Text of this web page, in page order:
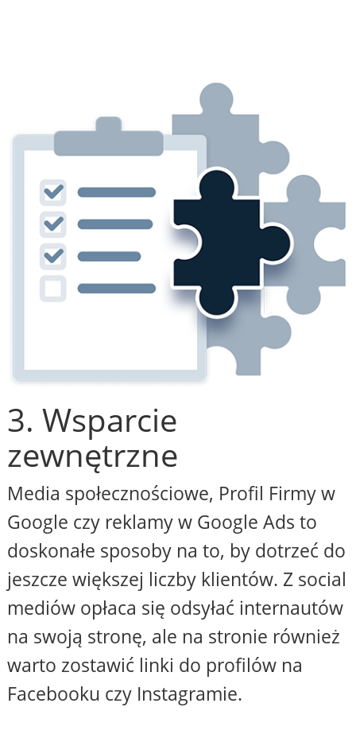
3. Wsparcie
zewnętrzne
Media społecznościowe, Profil Firmy w
Google czy reklamy w Google Ads to
doskonałe sposoby na to, by dotrzeć do
jeszcze większej liczby klientów. Z social
mediów opłaca się odsyłać internautów
na swoją stronę, ale na stronie również
warto zostawić linki do profilów na
Facebooku czy Instagramie.